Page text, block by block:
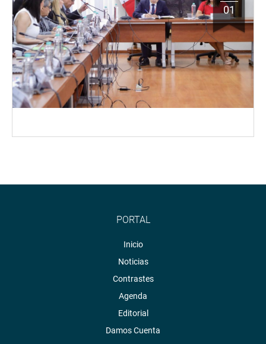
01
PORTAL
Inicio
Noticias
Contrastes
Agenda
Editorial
Damos Cuenta